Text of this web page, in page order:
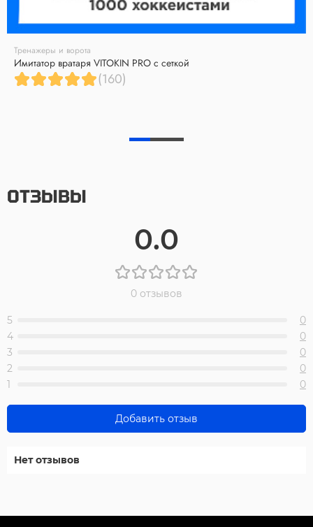
Тренажеры и ворота
Имитатор вратаря VITOKIN PRO с сеткой
(160)
ОТЗЫВЫ
0.0
0 отзывов
5
0
4
0
3
0
2
0
1
0
Добавить отзыв
Нет отзывов